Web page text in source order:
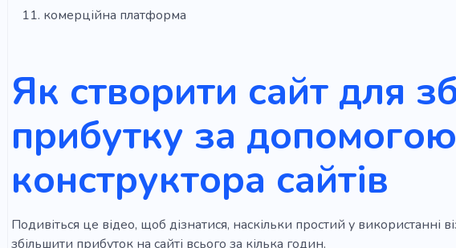
комерційна платформа
Як створити сайт для
прибутку за допомогою
конструктора сайтів
Подивіться це відео, щоб дізнатися, наскільки простий у використанні
збільшити прибуток на сайті всього за кілька годин.